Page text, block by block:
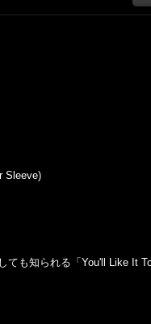
Sleeve)
ても知られる「You'll Like It